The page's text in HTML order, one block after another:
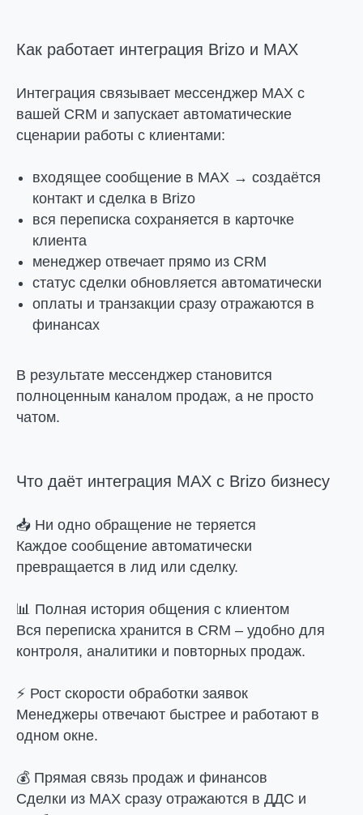
Как работает интеграция Brizo и MAX
Интеграция связывает мессенджер MAX с
вашей CRM и запускает автоматические
сценарии работы с клиентами:
входящее сообщение в MAX → создаётся
контакт и сделка в Brizo
вся переписка сохраняется в карточке
клиента
менеджер отвечает прямо из CRM
статус сделки обновляется автоматически
оплаты и транзакции сразу отражаются в
финансах
В результате мессенджер становится
полноценным каналом продаж, а не просто
чатом.
Что даёт интеграция MAX с Brizo бизнесу
📥 Ни одно обращение не теряется
Каждое сообщение автоматически
превращается в лид или сделку.
📊 Полная история общения с клиентом
Вся переписка хранится в CRM – удобно для
контроля, аналитики и повторных продаж.
⚡ Рост скорости обработки заявок
Менеджеры отвечают быстрее и работают в
одном окне.
💰 Прямая связь продаж и финансов
Сделки из MAX сразу отражаются в ДДС и